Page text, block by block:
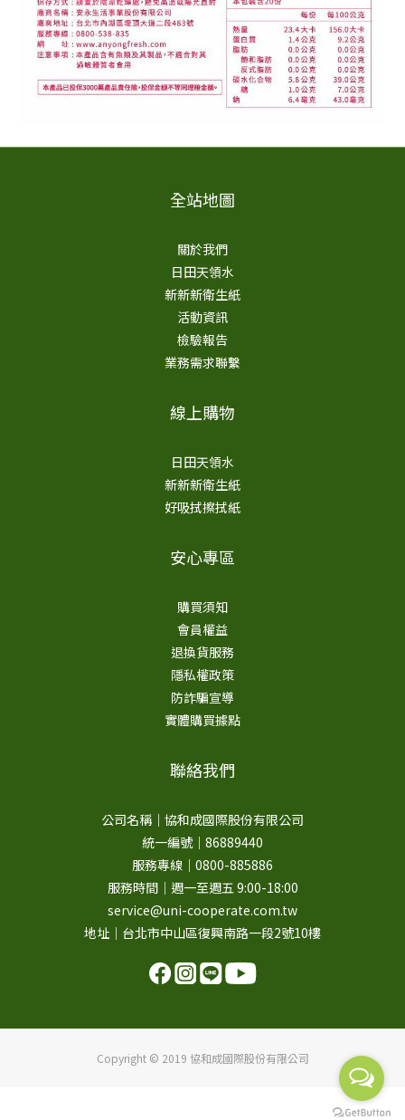
全站地圖
關於我們
日田天領水
新新新衛生紙
活動資訊
檢驗報告
業務需求聯繫
線上購物
日田天領水
新新新衛生紙
好吸拭擦拭紙
安心專區
購買須知
會員權益
退換貨服務
隱私權政策
防詐騙宣導
實體購買據點
聯絡我們
公司名稱｜協和成國際股份有限公司
統一編號｜86889440
服務專線｜0800-885886
服務時間｜週一至週五 9:00-18:00
service@uni-cooperate.com.tw
地址｜台北市中山區復興南路一段2號10樓
Copyright © 2019 協和成國際股份有限公司